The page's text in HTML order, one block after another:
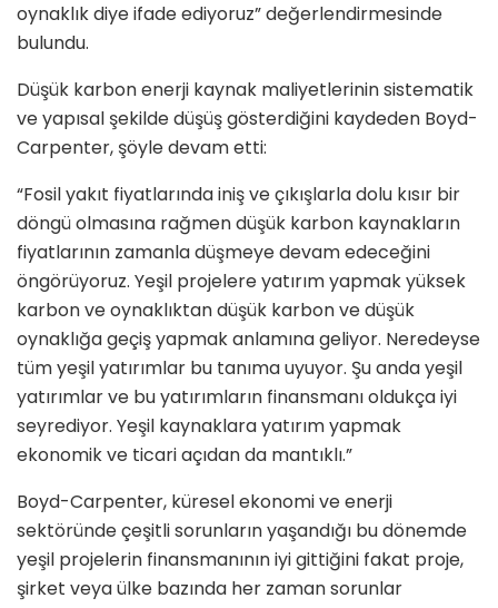
oynaklık diye ifade ediyoruz” değerlendirmesinde
bulundu.
Düşük karbon enerji kaynak maliyetlerinin sistematik
ve yapısal şekilde düşüş gösterdiğini kaydeden Boyd-
Carpenter, şöyle devam etti:
“Fosil yakıt fiyatlarında iniş ve çıkışlarla dolu kısır bir
döngü olmasına rağmen düşük karbon kaynakların
fiyatlarının zamanla düşmeye devam edeceğini
öngörüyoruz. Yeşil projelere yatırım yapmak yüksek
karbon ve oynaklıktan düşük karbon ve düşük
oynaklığa geçiş yapmak anlamına geliyor. Neredeyse
tüm yeşil yatırımlar bu tanıma uyuyor. Şu anda yeşil
yatırımlar ve bu yatırımların finansmanı oldukça iyi
seyrediyor. Yeşil kaynaklara yatırım yapmak
ekonomik ve ticari açıdan da mantıklı.”
Boyd-Carpenter, küresel ekonomi ve enerji
sektöründe çeşitli sorunların yaşandığı bu dönemde
yeşil projelerin finansmanının iyi gittiğini fakat proje,
şirket veya ülke bazında her zaman sorunlar